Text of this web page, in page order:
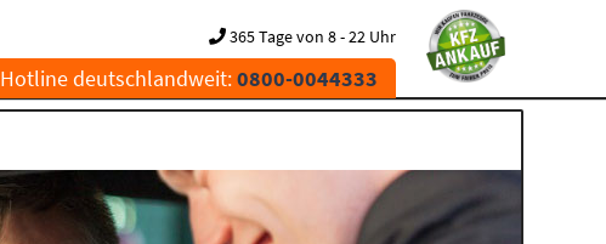
365 Tage von 8 - 22 Uhr
Hotline deutschlandweit:0800-0044333